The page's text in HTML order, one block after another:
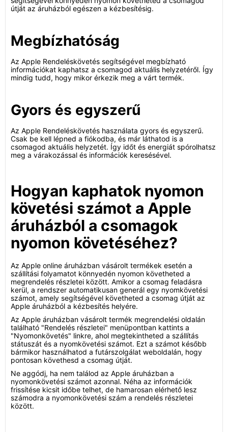
útját az áruházból egészen a kézbesítésig.
Megbízhatóság
Az Apple Rendeléskövetés segítségével megbízható
információkat kaphatsz a csomagod aktuális helyzetéről. Így
mindig tudd, hogy mikor érkezik meg a várt termék.
Gyors és egyszerű
Az Apple Rendeléskövetés használata gyors és egyszerű.
Csak be kell lépned a fiókodba, és már láthatod is a
csomagod aktuális helyzetét. Így időt és energiát spórolhatsz
meg a várakozással és információk keresésével.
Hogyan kaphatok nyomon
követési számot a Apple
áruházból a csomagok
nyomon követéséhez?
Az Apple online áruházban vásárolt termékek esetén a
szállítási folyamatot könnyedén nyomon követheted a
megrendelés részletei között. Amikor a csomag feladásra
kerül, a rendszer automatikusan generál egy nyomkövetési
számot, amely segítségével követheted a csomag útját az
Apple áruházból a kézbesítés helyére.
Az Apple áruházban vásárolt termék megrendelési oldalán
található "Rendelés részletei" menüpontban kattints a
"Nyomonkövetés" linkre, ahol megtekintheted a szállítás
státuszát és a nyomkövetési számot. Ezt a számot később
bármikor használhatod a futárszolgálat weboldalán, hogy
pontosan követhesd a csomag útját.
Ne aggódj, ha nem találod az Apple áruházban a
nyomonkövetési számot azonnal. Néha az információk
frissítése kicsit időbe telhet, de hamarosan elérhető lesz
számodra a nyomonkövetési szám a rendelés részletei
között.